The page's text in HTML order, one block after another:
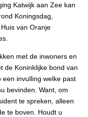
Katwijk aan Zee kan
Koningsdag,
van Oranje
met de inwoners en
de Koninklijke bond van
invulling welke past
bevinden. Want, om
te spreken, alleen
te boven. Houdt u